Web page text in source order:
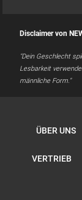
Disclaimer von
"Dein Geschlecht
Lesbarkeit
männliche Form."
ÜBER UNS
VERTRIEB